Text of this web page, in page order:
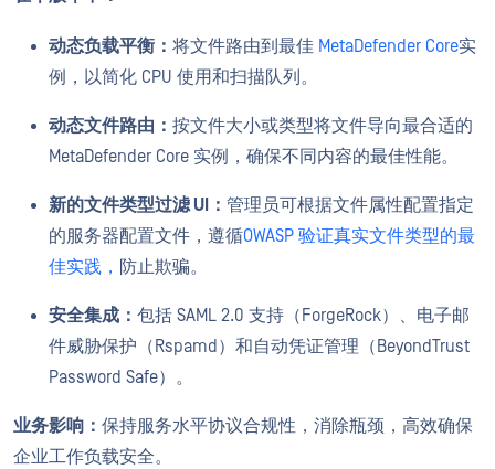
动态负载平衡： 将文件路由到最佳 MetaDefender Core实
例，以简化 CPU 使用和扫描队列。
动态文件路由： 按文件大小或类型将文件导向最合适的
MetaDefender Core 实例，确保不同内容的最佳性能。
新的文件类型过滤 UI： 管理员可根据文件属性配置指定
的服务器配置文件，遵循OWASP 验证真实文件类型的最
佳实践， 防止欺骗。
安全集成： 包括 SAML 2.0 支持（ForgeRock）、电子邮
件威胁保护（Rspamd）和自动凭证管理（BeyondTrust
Password Safe）。
业务影响： 保持服务水平协议合规性，消除瓶颈，高效确保
企业工作负载安全。